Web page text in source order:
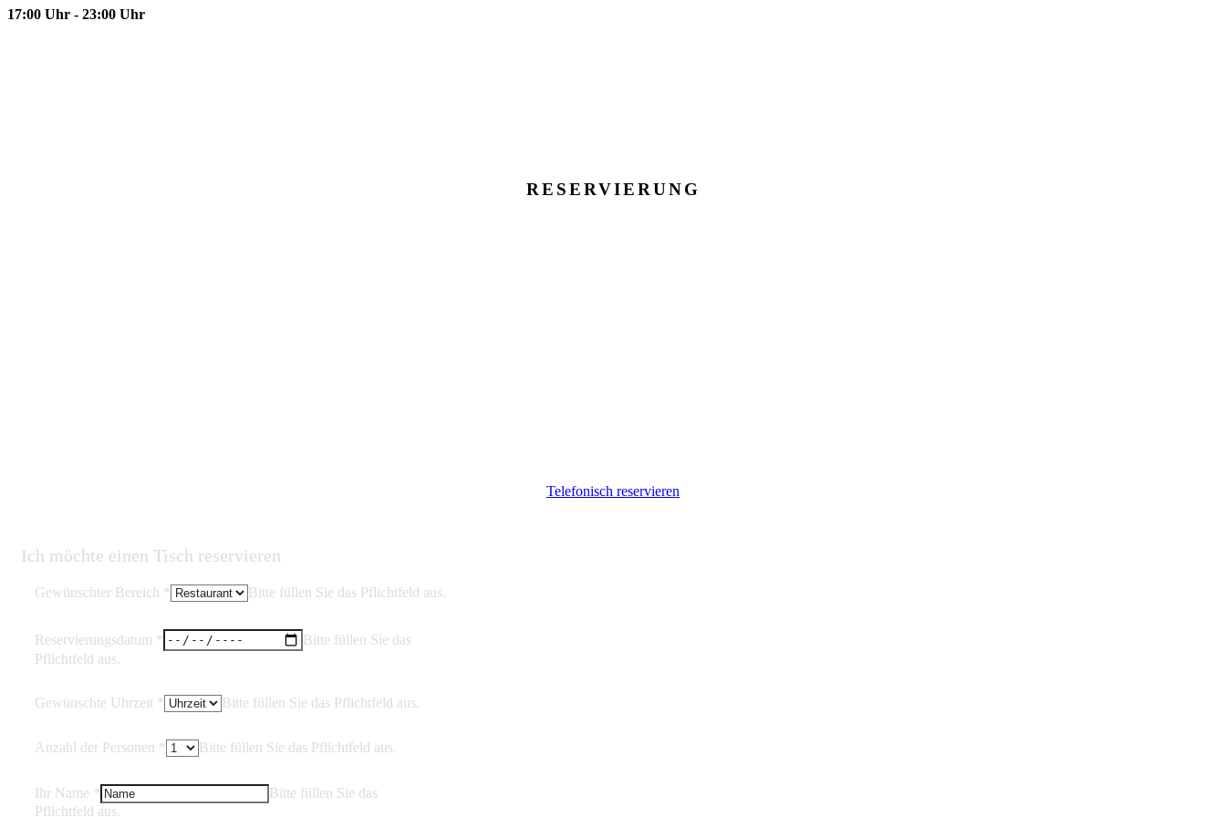
17:00 Uhr - 23:00 Uhr
RESERVIERUNG
Telefonisch reservieren
Ich möchte einen Tisch reservieren
Gewünschter Bereich * Bitte füllen Sie das Pflichtfeld aus.
Reservierungsdatum *
Bitte füllen Sie das
Pflichtfeld aus.
Gewünschte Uhrzeit * Bitte füllen Sie das Pflichtfeld aus.
Anzahl der Personen * Bitte füllen Sie das Pflichtfeld aus.
Ihr Name *
Bitte füllen Sie das
Pflichtfeld aus.